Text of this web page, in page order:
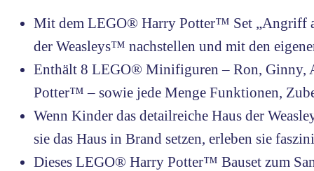
Mit dem LEGO® Harry Potter™ Set „Angriff
der Weasleys™ nachstellen und mit den
Enthält 8 LEGO® Minifiguren – Ron, Ginny,
Potter™ – sowie jede Menge Funktionen,
Wenn Kinder das detailreiche Haus der
sie das Haus in Brand setzen, erleben sie
Dieses LEGO® Harry Potter™ Bauset zum